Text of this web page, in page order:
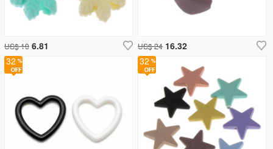
32 32
US$ 24 16.32
US$ 10 6.81